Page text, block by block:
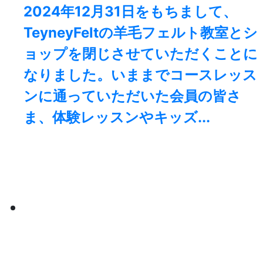
2024年12月31日をもちまして、
TeyneyFeltの羊毛フェルト教室とシ
ョップを閉じさせていただくことに
なりました。⁡いままでコースレッス
ンに通っていただいた会員の皆さ
ま、体験レッスンやキッズ...